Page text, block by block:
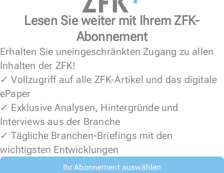
Lesen Sie weiter mit Ihrem ZFK-
Abonnement
Erhalten Sie uneingeschränkten Zugang zu allen
Inhalten der ZFK!
✓ Vollzugriff auf alle ZFK-Artikel und das digitale
ePaper
✓ Exklusive Analysen, Hintergründe und
Interviews aus der Branche
✓ Tägliche Branchen-Briefings mit den
wichtigsten Entwicklungen
Ihr Abonnement auswählen